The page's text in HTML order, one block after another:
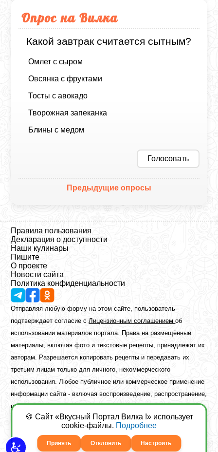
Опрос на Вилка
Какой завтрак считается сытным?
Омлет с сыром
Овсянка с фруктами
Тосты с авокадо
Творожная запеканка
Блины с медом
Голосовать
Предыдущие опросы
Правила пользования
Декларация о доступности
Наши кулинары
Пишите
О проекте
Новости сайта
Политика конфиденциальности
Отправляя любую форму на этом сайте, пользователь
подтверждает согласие сЛицензионным соглашениемоб
использовании материалов портала. Права на размещённые
материалы, включая фото и текстовые рецепты, принадлежат их
авторам. Разрешается копировать рецепты и передавать их
третьим лицам только для личного, некоммерческого
использования. Любое публичное или коммерческое применение
информации сайта - включая воспроизведение, распространение,
публикацию или обработку - возможно лишь при наличии
предварительного письменного разрешения правообладателя.
Copyright ©2026 Вкусный Портал Вилка
Сайт построенfreebrush.net
🍪 Сайт «Вкусный Портал Вилка !» использует
cookie-файлы. Подробнее
Принять Отклонить Настроить